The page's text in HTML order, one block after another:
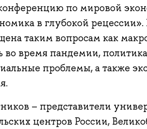
по мировой
в глубокой
таким вопросам как
во время пандемии,
проблемы, а также
– представители
центров России,